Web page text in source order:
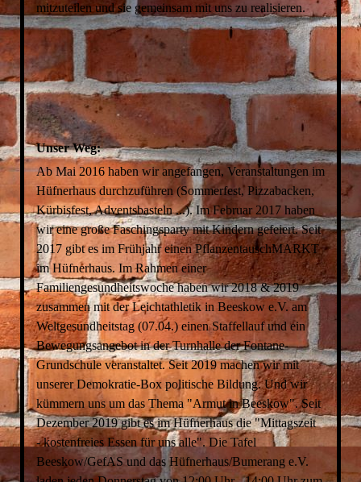
mitzuteilen und sie gemeinsam mit uns zu realisieren.
Unser Weg:
Ab Mai 2016 haben wir angefangen, Veranstaltungen im
Hüfnerhaus durchzuführen (Sommerfest, Pizzabacken,
Kürbisfest, Adventsbasteln ...). Im Februar 2017 haben
wir eine große Faschingsparty mit Kindern gefeiert. Seit
2017 gibt es im Frühjahr einen PflanzentauschMARKT
im Hüfnerhaus. Im Rahmen einer
Familiengesundheitswoche haben wir 2018 & 2019
zusammen mit der Leichtathletik in Beeskow e.V. am
Weltgesundheitstag (07.04.) einen Staffellauf und ein
Bewegungsangebot in der Turnhalle der Fontane-
Grundschule veranstaltet. Seit 2019 machen wir mit
unserer Demokratie-Box politische Bildung. Und wir
kümmern uns um das Thema "Armut in Beeskow". Seit
Dezember 2019 gibt es im Hüfnerhaus die "Mittagszeit
- kostenfreies Essen für uns alle". Die Tafel
Beeskow/GefAS und das Hüfnerhaus/Bumerang e.V.